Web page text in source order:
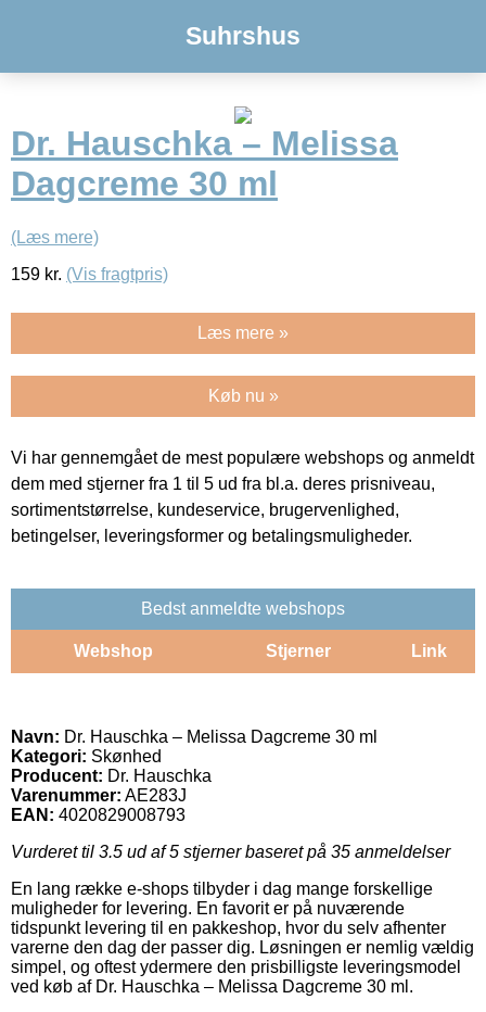
Suhrshus
Dr. Hauschka – Melissa
Dagcreme 30 ml
(Læs mere)
159 kr. (Vis fragtpris)
Læs mere »
Køb nu »
Vi har gennemgået de mest populære webshops og anmeldt
dem med stjerner fra 1 til 5 ud fra bl.a. deres prisniveau,
sortimentstørrelse, kundeservice, brugervenlighed,
betingelser, leveringsformer og betalingsmuligheder.
Bedst anmeldte webshops
Webshop Stjerner Link
Navn: Dr. Hauschka – Melissa Dagcreme 30 ml
Kategori: Skønhed
Producent: Dr. Hauschka
Varenummer: AE283J
EAN: 4020829008793
Vurderet til 3.5 ud af 5 stjerner baseret på 35 anmeldelser
En lang række e-shops tilbyder i dag mange forskellige
muligheder for levering. En favorit er på nuværende
tidspunkt levering til en pakkeshop, hvor du selv afhenter
varerne den dag der passer dig. Løsningen er nemlig vældig
simpel, og oftest ydermere den prisbilligste leveringsmodel
ved køb af Dr. Hauschka – Melissa Dagcreme 30 ml.